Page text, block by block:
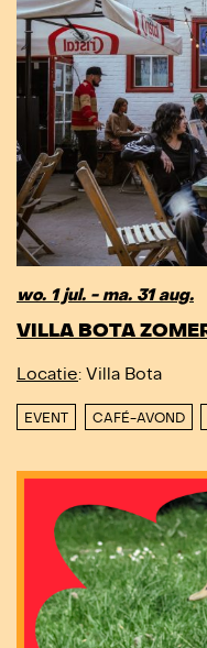
wo. 1 jul. - ma. 31 aug.
VILLA BOTA
Locatie: Villa Bota
EVENT CAFÉ-AVOND